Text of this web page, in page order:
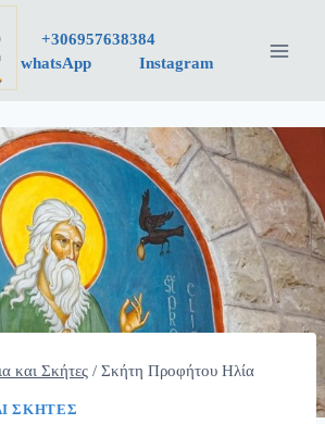
+306957638384
whatsApp
Instagram
και Σκήτες / Σκήτη Προφήτου Ηλία
ΣΚΉΤΕΣ